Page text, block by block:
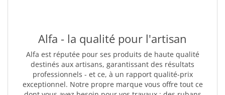
Alfa - la qualité pour l'artisan
Alfa est réputée pour ses produits de haute qualité
destinés aux artisans, garantissant des résultats
professionnels - et ce, à un rapport qualité-prix
exceptionnel. Notre propre marque vous offre tout ce